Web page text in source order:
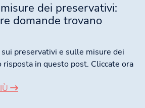
dei preservativi:
domande trovano
preservativi e sulle misure dei
in questo post. Cliccate ora